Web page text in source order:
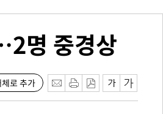
명 중경상
로 추가